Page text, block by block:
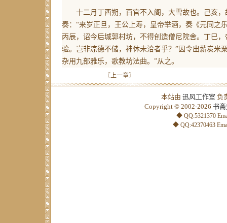
十二月丁酉朔，百官不入阁，大雪故也。己亥，
奏：“来岁正旦，王公上寿，皇帝举酒，奏《元同之
丙辰，诏今后城郭村坊，不得创造僧尼院舍。丁巳
验。岂非凉德不储，神休未洽者乎？”因令出薪炭米
杂用九部雅乐，歌教坊法曲。”从之。
〖上一章〗
本站由 迅风工作室 负
Copyright © 2002-2026 书
◆ QQ:5321370
◆ QQ:42370463